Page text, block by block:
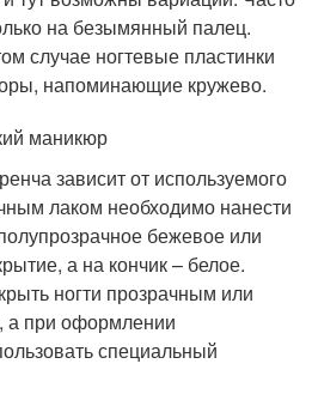
на безымянный палец.
случае ногтевые пластинки
напоминающие кружево.
маникюр
зависит от используемого
лаком необходимо нанести
бежевое или
а на кончик – белое.
ногти прозрачным или
а при оформлении
специальный